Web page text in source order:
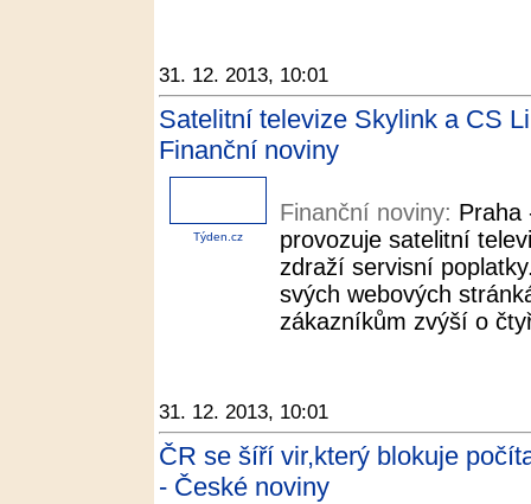
31. 12. 2013, 10:01
Satelitní televize Skylink a CS
Finanční noviny
Týden.cz
Finanční noviny: Praha
provozuje satelitní
zdraží servisní
svých webových
zákazníkům zvýší o
31. 12. 2013, 10:01
ČR se šíří vir,který blokuje
- České noviny